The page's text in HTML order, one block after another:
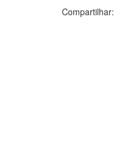
Compartilhar: